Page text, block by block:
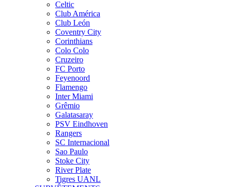
Celtic
Club América
Club León
Coventry City
Corinthians
Colo Colo
Cruzeiro
FC Porto
Feyenoord
Flamengo
Inter Miami
Grêmio
Galatasaray
PSV Eindhoven
Rangers
SC Internacional
Sao Paulo
Stoke City
River Plate
Tigres UANL